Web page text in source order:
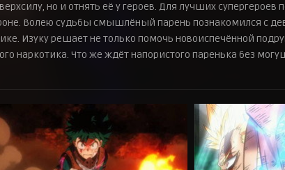
но и отнять её у героев. Для лучших супергероев
Волею судьбы смышлёный парень познакомился с
Изуку решает не только помочь новоиспечённой
наркотика. Что же ждёт напористого паренька без